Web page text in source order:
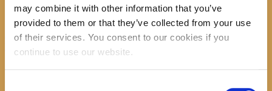
may combine it with other information that you’ve
provided to them or that they’ve collected from your use
of their services. You consent to our cookies if you
continue to use our website.
Kontakt
Planirana događanja